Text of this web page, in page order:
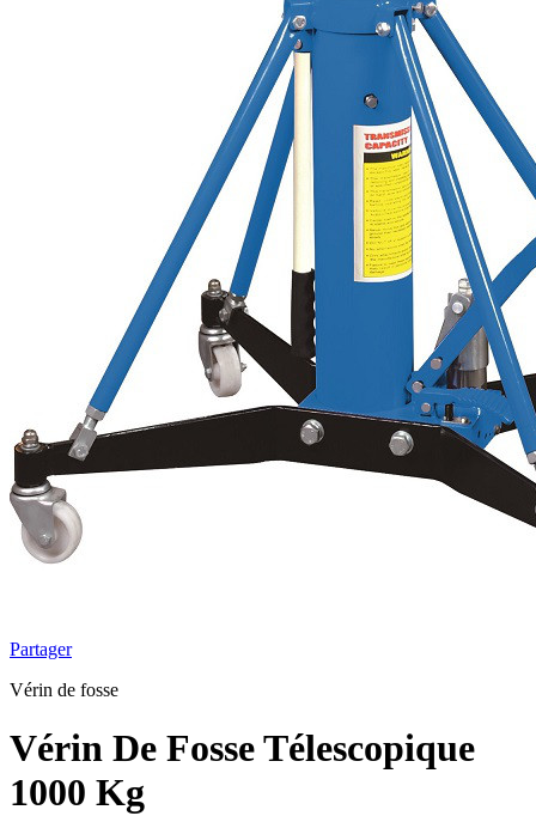
Partager
Vérin de fosse
Vérin De Fosse Télescopique
1000 Kg